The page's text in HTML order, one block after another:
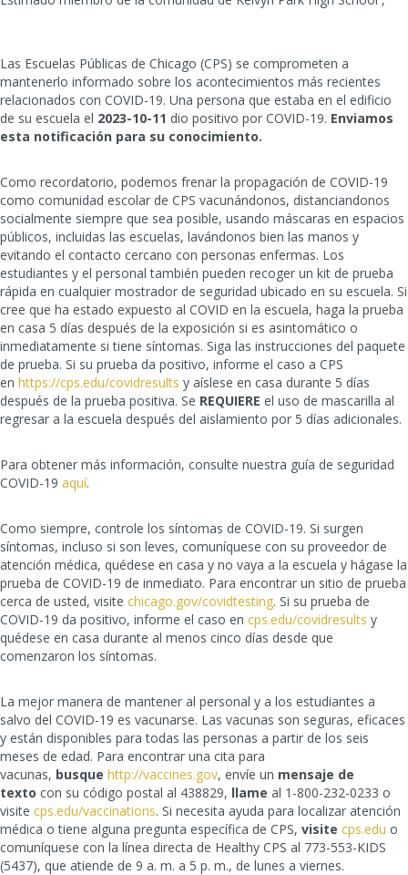
Las Escuelas Públicas de Chicago (CPS) se comprometen a
mantenerlo informado sobre los acontecimientos más recientes
relacionados con COVID-19. Una persona que estaba en el edificio
de su escuela el 2023-10-11 dio positivo por COVID-19. Enviamos
esta notificación para su conocimiento.
Como recordatorio, podemos frenar la propagación de COVID-19
como comunidad escolar de CPS vacunándonos, distanciandonos
socialmente siempre que sea posible, usando máscaras en espacios
públicos, incluidas las escuelas, lavándonos bien las manos y
evitando el contacto cercano con personas enfermas. Los
estudiantes y el personal también pueden recoger un kit de prueba
rápida en cualquier mostrador de seguridad ubicado en su escuela. Si
cree que ha estado expuesto al COVID en la escuela, haga la prueba
en casa 5 días después de la exposición si es asintomático o
inmediatamente si tiene síntomas. Siga las instrucciones del paquete
de prueba. Si su prueba da positivo, informe el caso a CPS
en https://cps.edu/covidresults y aíslese en casa durante 5 días
después de la prueba positiva. Se REQUIERE el uso de mascarilla al
regresar a la escuela después del aislamiento por 5 días adicionales.
Para obtener más información, consulte nuestra guía de seguridad
COVID-19 aquí.
Como siempre, controle los síntomas de COVID-19. Si surgen
síntomas, incluso si son leves, comuníquese con su proveedor de
atención médica, quédese en casa y no vaya a la escuela y hágase la
prueba de COVID-19 de inmediato. Para encontrar un sitio de prueba
cerca de usted, visite chicago.gov/covidtesting. Si su prueba de
COVID-19 da positivo, informe el caso en cps.edu/covidresults y
quédese en casa durante al menos cinco días desde que
comenzaron los síntomas.
La mejor manera de mantener al personal y a los estudiantes a
salvo del COVID-19 es vacunarse. Las vacunas son seguras, eficaces
y están disponibles para todas las personas a partir de los seis
meses de edad. Para encontrar una cita para
vacunas, busque http://vaccines.gov, envíe un mensaje de
texto con su código postal al 438829, llame al 1-800-232-0233 o
visite cps.edu/vaccinations. Si necesita ayuda para localizar atención
médica o tiene alguna pregunta específica de CPS, visite cps.edu o
comuníquese con la línea directa de Healthy CPS al 773-553-KIDS
(5437), que atiende de 9 a. m. a 5 p. m., de lunes a viernes.